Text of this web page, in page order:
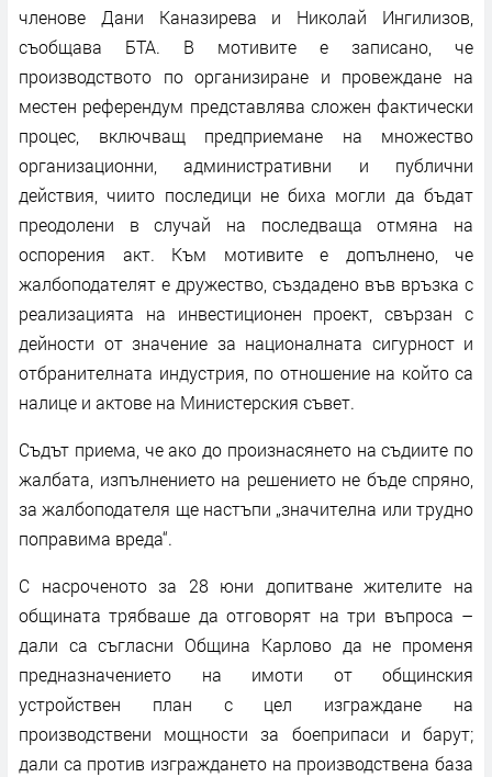
членове Дани Каназирева и Николай Ингилизов,
съобщава БТА. В мотивите е записано, че
производството по организиране и провеждане на
местен референдум представлява сложен фактически
процес, включващ предприемане на множество
организационни, административни и публични
действия, чиито последици не биха могли да бъдат
преодолени в случай на последваща отмяна на
оспорения акт. Към мотивите е допълнено, че
жалбоподателят е дружество, създадено във връзка с
реализацията на инвестиционен проект, свързан с
дейности от значение за националната сигурност и
отбранителната индустрия, по отношение на който са
налице и актове на Министерския съвет.
Съдът приема, че ако до произнасянето на съдиите по
жалбата, изпълнението на решението не бъде спряно,
за жалбоподателя ще настъпи „значителна или трудно
поправима вреда“.
С насроченото за 28 юни допитване жителите на
общината трябваше да отговорят на три въпроса –
дали са съгласни Община Карлово да не променя
предназначението на имоти от общинския
устройствен план с цел изграждане на
производствени мощности за боеприпаси и барут;
дали са против изграждането на производствена база